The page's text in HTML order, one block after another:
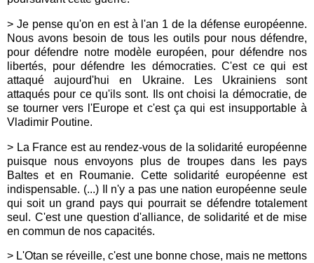
> Je pense qu'on en est à l'an 1 de la défense européenne.
Nous avons besoin de tous les outils pour nous défendre,
pour défendre notre modèle européen, pour défendre nos
libertés, pour défendre les démocraties. C'est ce qui est
attaqué aujourd'hui en Ukraine. Les Ukrainiens sont
attaqués pour ce qu'ils sont. Ils ont choisi la démocratie, de
se tourner vers l'Europe et c'est ça qui est insupportable à
Vladimir Poutine.
> La France est au rendez-vous de la solidarité européenne
puisque nous envoyons plus de troupes dans les pays
Baltes et en Roumanie. Cette solidarité européenne est
indispensable. (...) Il n'y a pas une nation européenne seule
qui soit un grand pays qui pourrait se défendre totalement
seul. C'est une question d'alliance, de solidarité et de mise
en commun de nos capacités.
> L'Otan se réveille, c'est une bonne chose, mais ne mettons